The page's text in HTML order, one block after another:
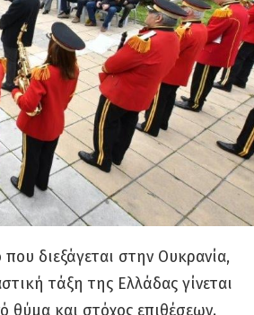
διεξάγεται στην Ουκρανία,
τάξη της Ελλάδας γίνεται
θύμα και στόχος επιθέσεων.